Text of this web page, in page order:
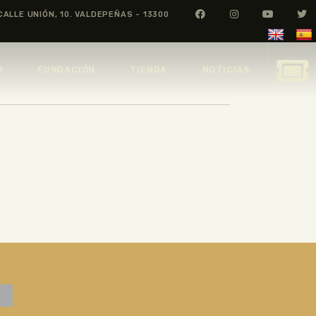
UNIÓN, 10. VALDEPEÑAS - 13300